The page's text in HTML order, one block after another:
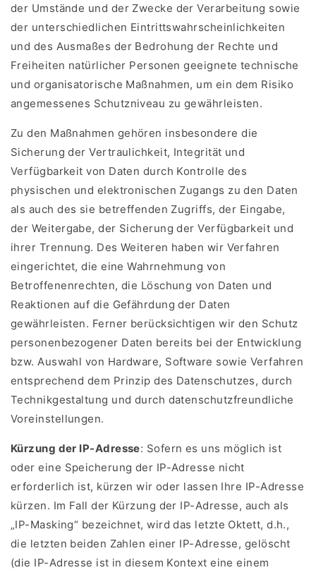
der Umstände und der Zwecke der Verarbeitung sowie
der unterschiedlichen Eintrittswahrscheinlichkeiten
und des Ausmaßes der Bedrohung der Rechte und
Freiheiten natürlicher Personen geeignete technische
und organisatorische Maßnahmen, um ein dem Risiko
angemessenes Schutzniveau zu gewährleisten.
Zu den Maßnahmen gehören insbesondere die
Sicherung der Vertraulichkeit, Integrität und
Verfügbarkeit von Daten durch Kontrolle des
physischen und elektronischen Zugangs zu den Daten
als auch des sie betreffenden Zugriffs, der Eingabe,
der Weitergabe, der Sicherung der Verfügbarkeit und
ihrer Trennung. Des Weiteren haben wir Verfahren
eingerichtet, die eine Wahrnehmung von
Betroffenenrechten, die Löschung von Daten und
Reaktionen auf die Gefährdung der Daten
gewährleisten. Ferner berücksichtigen wir den Schutz
personenbezogener Daten bereits bei der Entwicklung
bzw. Auswahl von Hardware, Software sowie Verfahren
entsprechend dem Prinzip des Datenschutzes, durch
Technikgestaltung und durch datenschutzfreundliche
Voreinstellungen.
Kürzung der IP-Adresse: Sofern es uns möglich ist
oder eine Speicherung der IP-Adresse nicht
erforderlich ist, kürzen wir oder lassen Ihre IP-Adresse
kürzen. Im Fall der Kürzung der IP-Adresse, auch als
„IP-Masking“ bezeichnet, wird das letzte Oktett, d.h.,
die letzten beiden Zahlen einer IP-Adresse, gelöscht
(die IP-Adresse ist in diesem Kontext eine einem